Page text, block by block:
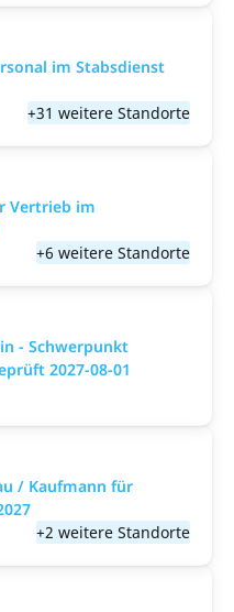
im Stabsdienst
+31 weitere Standorte
Vertrieb im
+6 weitere Standorte
- Schwerpunkt
2027-08-01
/ Kaufmann für
+2 weitere Standorte